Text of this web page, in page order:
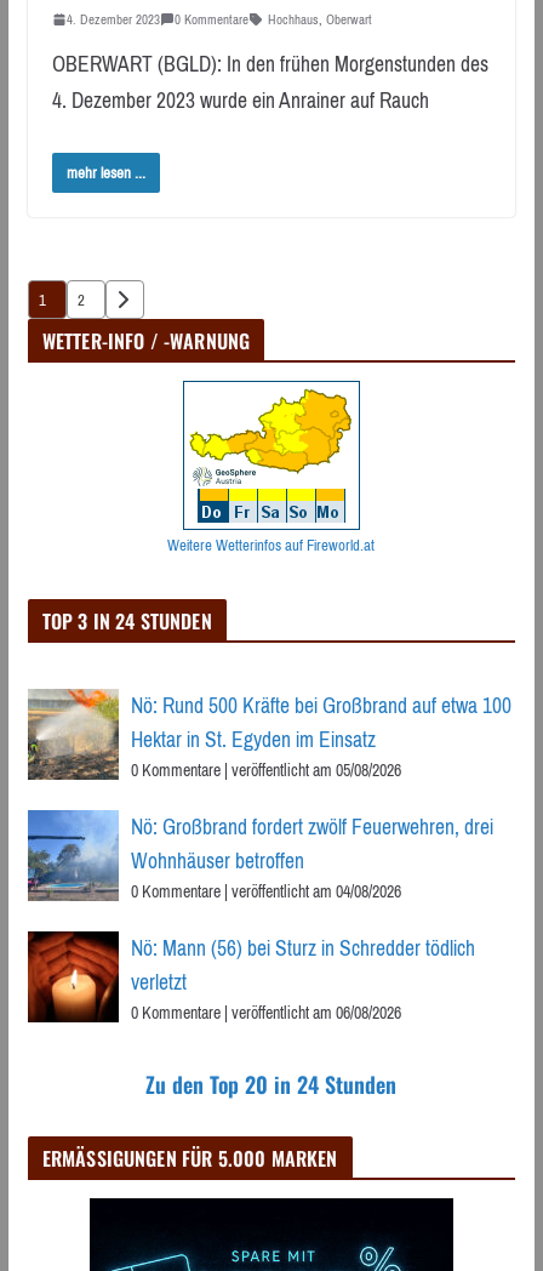
4. Dezember 2023 0 Kommentare Hochhaus, Oberwart
OBERWART (BGLD): In den frühen Morgenstunden des
4. Dezember 2023 wurde ein Anrainer auf Rauch
mehr lesen ...
Seitennummerierung
der
1 2
WETTER-INFO / -WARNUNG
Weitere Wetterinfos auf Fireworld.at
TOP 3 IN 24 STUNDEN
Nö: Rund 500 Kräfte bei Großbrand auf etwa 100
Hektar in St. Egyden im Einsatz
0 Kommentare|veröffentlicht am 05/08/2026
Nö: Großbrand fordert zwölf Feuerwehren, drei
Wohnhäuser betroffen
0 Kommentare|veröffentlicht am 04/08/2026
Nö: Mann (56) bei Sturz in Schredder tödlich
verletzt
0 Kommentare|veröffentlicht am 06/08/2026
Zu den Top 20 in 24 Stunden
ERMÄSSIGUNGEN FÜR 5.000 MARKEN